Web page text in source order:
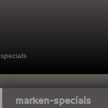
specials
marken-specials